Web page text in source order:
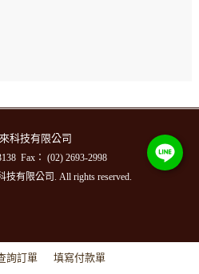
詢訂單 填寫付款單
科技有限公司
Fax： (02) 2693-2998
有限公司. All rights reserved.